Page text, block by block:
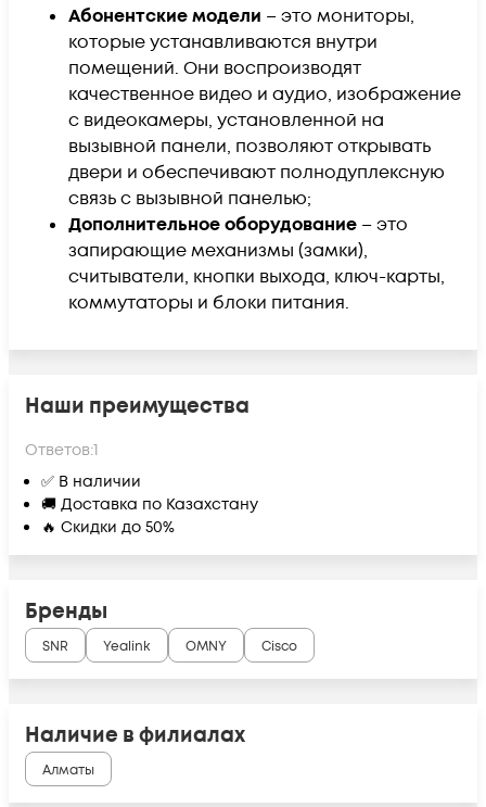
Абонентские модели – это мониторы,
которые устанавливаются внутри
помещений. Они воспроизводят
качественное видео и аудио, изображение
с видеокамеры, установленной на
вызывной панели, позволяют открывать
двери и обеспечивают полнодуплексную
связь с вызывной панелью;
Дополнительное оборудование – это
запирающие механизмы (замки),
считыватели, кнопки выхода, ключ-карты,
коммутаторы и блоки питания.
Наши преимущества
Ответов:1
✅ В наличии
🚚 Доставка по Казахстану
🔥 Скидки до 50%
Бренды
SNR Yealink OMNY Cisco
Наличие в филиалах
Алматы